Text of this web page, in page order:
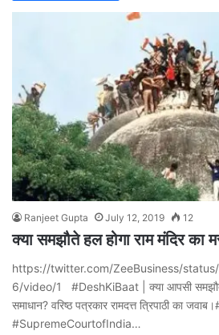
Ranjeet Gupta July 12, 2019 12
क्या समझौते हल होगा राम मंदिर का
https://twitter.com/ZeeBusiness/
6/video/1 #DeshKiBaat | क्या आपसी समझौते
समाधान? वरिष्ठ पत्रकार रामदत्त त्रिपाठी का
#SupremeCourtofIndia…